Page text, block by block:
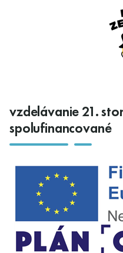
vzdelávanie 21.
spolufinancované